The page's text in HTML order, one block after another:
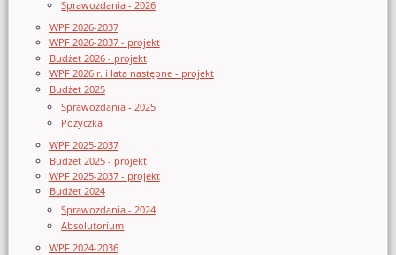
Sprawozdania - 2026
WPF 2026-2037
WPF 2026-2037 - projekt
Budżet 2026 - projekt
WPF 2026 r. i lata następne - projekt
Budżet 2025
Sprawozdania - 2025
Pożyczka
WPF 2025-2037
Budżet 2025 - projekt
WPF 2025-2037 - projekt
Budżet 2024
Sprawozdania - 2024
Absolutorium
WPF 2024-2036